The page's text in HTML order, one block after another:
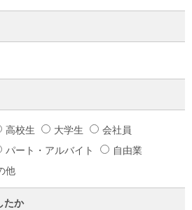
高校生 大学生
会社員
パート・アルバイト
自由業
他
たか